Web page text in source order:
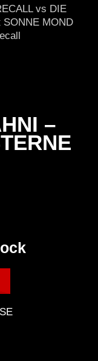
!◇ [HARDTEKK]
vs DIE
SONNE MOND
live @ Fusion
Tieftekker |
[2014]
–